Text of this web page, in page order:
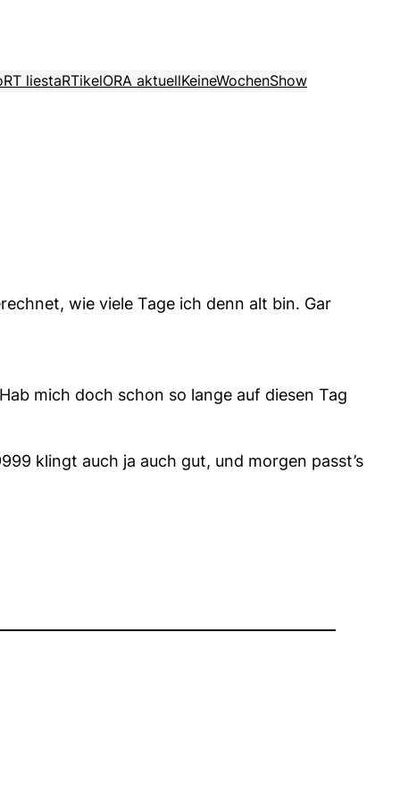
RT liestaRTikelORA aktuellKeineWochenShow
wie viele Tage ich denn alt bin. Gar
mich doch schon so lange auf diesen Tag
klingt auch ja auch gut, und morgen passt’s